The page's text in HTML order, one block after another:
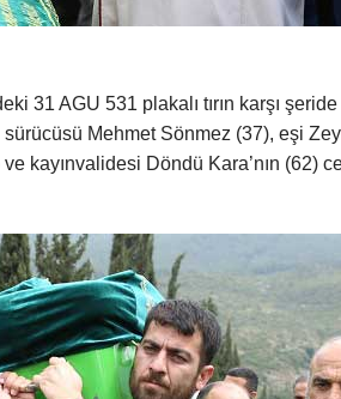
31 AGU 531 plakalı tırın karşı
Mehmet Sönmez (37), eşi
kayınvalidesi Döndü Kara’nın (62)